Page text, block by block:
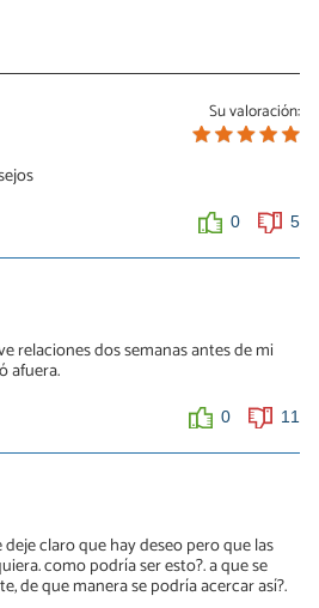
Su valoración:
0 5
relaciones dos semanas antes de mi
afuera.
0 11
claro que hay deseo pero que las
como podría ser esto?. a que se
de que manera se podría acercar así?.